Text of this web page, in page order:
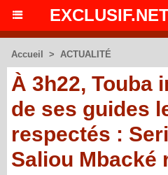
Accueil > ACTUALITÉ
À 3h22, Touba
de ses guides
respectés :
Saliou Mbacké